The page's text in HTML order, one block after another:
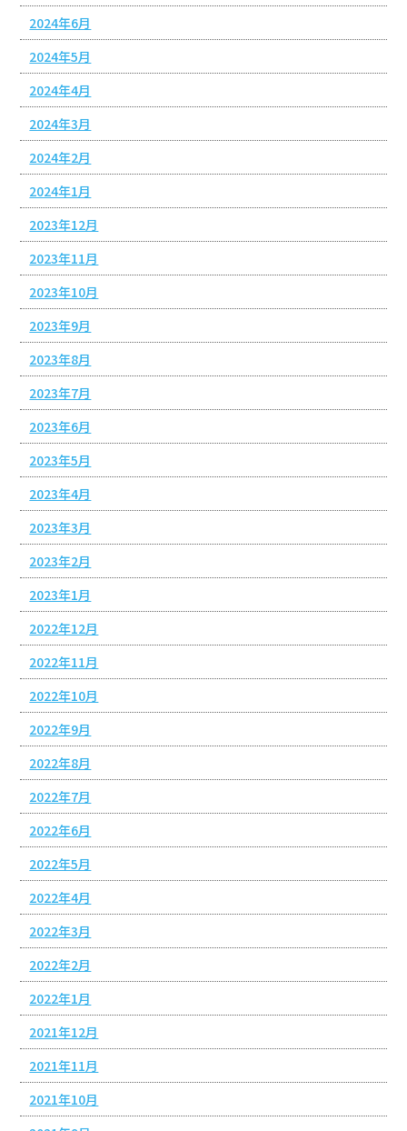
2024年6月
2024年5月
2024年4月
2024年3月
2024年2月
2024年1月
2023年12月
2023年11月
2023年10月
2023年9月
2023年8月
2023年7月
2023年6月
2023年5月
2023年4月
2023年3月
2023年2月
2023年1月
2022年12月
2022年11月
2022年10月
2022年9月
2022年8月
2022年7月
2022年6月
2022年5月
2022年4月
2022年3月
2022年2月
2022年1月
2021年12月
2021年11月
2021年10月